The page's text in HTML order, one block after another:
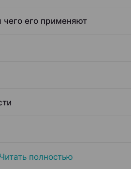
чего его применяют
Читать полностью